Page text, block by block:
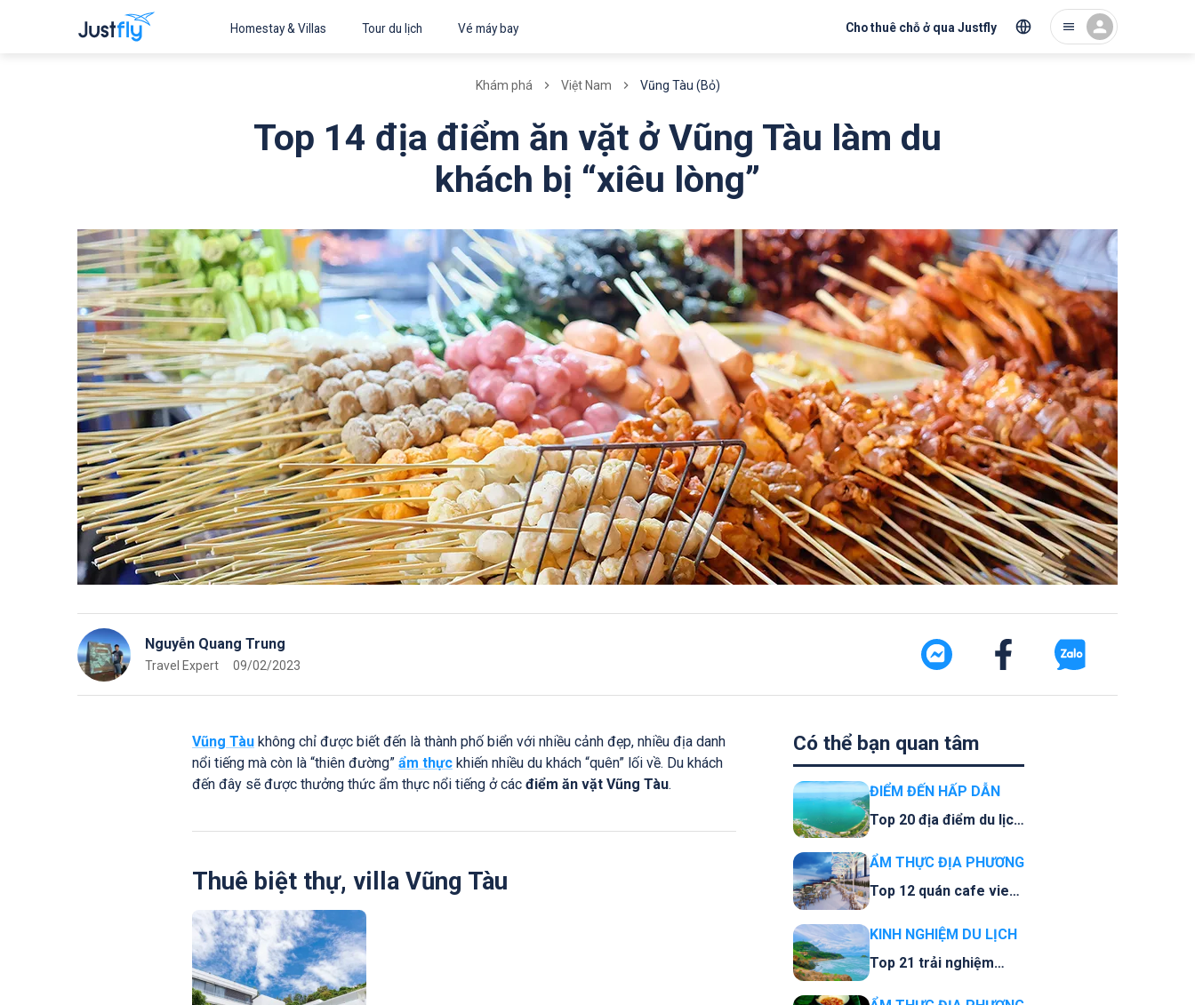
Homestay & Villas Tour du lịch Vé máy bay Cho thuê chỗ ở qua Justfly
Khám phá Việt Nam Vũng Tàu (Bỏ)
Top 14 địa điểm ăn vặt ở Vũng Tàu làm du
khách bị “xiêu lòng”
Nguyễn Quang Trung
Travel Expert 09/02/2023
Vũng Tàu không chỉ được biết đến là thành phố biển với nhiều cảnh đẹp, nhiều địa danh
nổi tiếng mà còn là “thiên đường” ẩm thực khiến nhiều du khách “quên” lối về. Du khách
đến đây sẽ được thưởng thức ẩm thực nổi tiếng ở các điểm ăn vặt Vũng Tàu.
Thuê biệt thự, villa Vũng Tàu
Có thể bạn quan tâm
ĐIỂM ĐẾN HẤP DẪN
Top 20 địa điểm du lịch
ẨM THỰC ĐỊA PHƯƠNG
Top 12 quán cafe view
sống ảo rất đẹp
KINH NGHIỆM DU LỊCH
Top 21 trải nghiệm